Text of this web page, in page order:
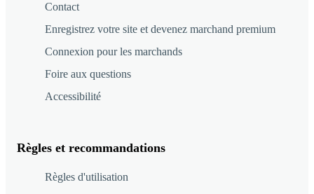
Contact
Enregistrez votre site et devenez marchand premium
Connexion pour les marchands
Foire aux questions
Accessibilité
Règles et recommandations
Règles d'utilisation